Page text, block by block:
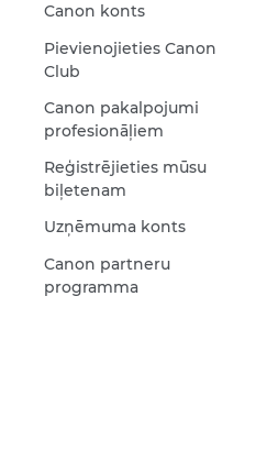
Canon konts
Pievienojieties Canon
Club
Canon pakalpojumi
profesionāļiem
Reģistrējieties mūsu
biļetenam
Uzņēmuma konts
Canon partneru
programma